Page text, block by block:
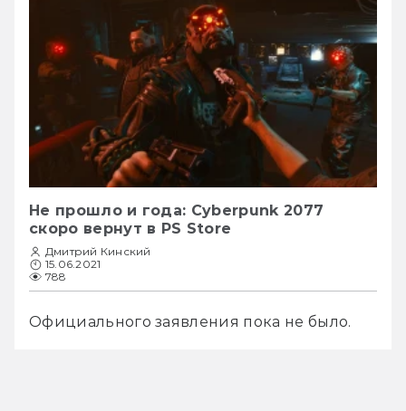
Не прошло и года: Cyberpunk 2077
скоро вернут в PS Store
Дмитрий Кинский
15.06.2021
788
Официального заявления пока не было.